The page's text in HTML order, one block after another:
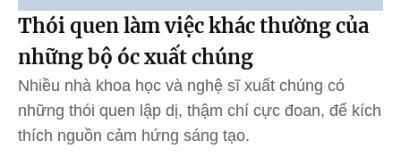
Thói quen làm việc khác thường của
những bộ óc xuất chúng
Nhiều nhà khoa học và nghệ sĩ xuất chúng có
những thói quen lập dị, thậm chí cực đoan, để kích
thích nguồn cảm hứng sáng tạo.